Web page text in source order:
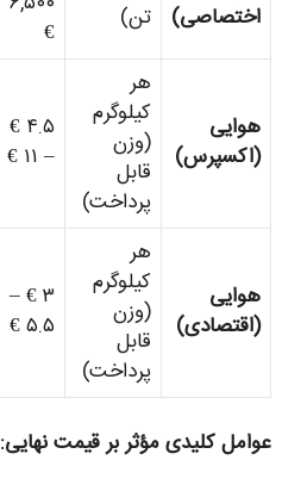
اختصاصی)
تن)
€
هوایی
(اکسپرس)
هر
کیلوگرم
(وزن
قابل
پرداخت)
۴.۵ €
– ۱۱ €
هوایی
(اقتصادی)
هر
کیلوگرم
(وزن
قابل
پرداخت)
۳ € –
۵.۵ €
عوامل کلیدی مؤثر بر قیمت نهایی: